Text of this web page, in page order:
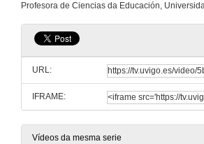
Profesora de Ciencias da Educación,
URL:
IFRAME:
Vídeos da mesma serie
28 de xuño de 2012
28 de xuño de 2012
Preguntas